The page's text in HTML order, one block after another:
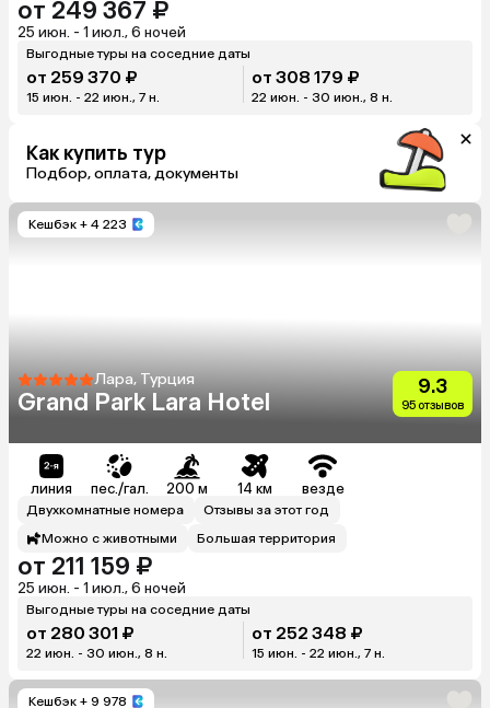
от 249 367 ₽
25 июн. - 1 июл., 6 ночей
Выгодные туры на соседние даты
от 259 370 ₽
15 июн. - 22 июн., 7 н.
от 308 179 ₽
22 июн. - 30 июн., 8 н.
Как купить тур
Подбор, оплата, документы
Кешбэк + 4 223
Лара, Турция
Grand Park Lara Hotel
9.3
95 отзывов
линия пес./гал. 200 м 14 км везде
Двухкомнатные номера
Отзывы за этот год
Можно с животными
Большая территория
от 211 159 ₽
25 июн. - 1 июл., 6 ночей
Выгодные туры на соседние даты
от 280 301 ₽
22 июн. - 30 июн., 8 н.
от 252 348 ₽
15 июн. - 22 июн., 7 н.
Кешбэк + 9 978